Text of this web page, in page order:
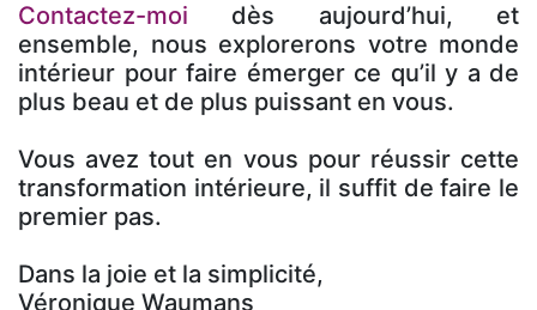
Contactez-moi dès aujourd’hui, et
ensemble, nous explorerons votre monde
intérieur pour faire émerger ce qu’il y a de
plus beau et de plus puissant en vous.
Vous avez tout en vous pour réussir cette
transformation intérieure, il suffit de faire le
premier pas.
Dans la joie et la simplicité,
Véronique Waumans